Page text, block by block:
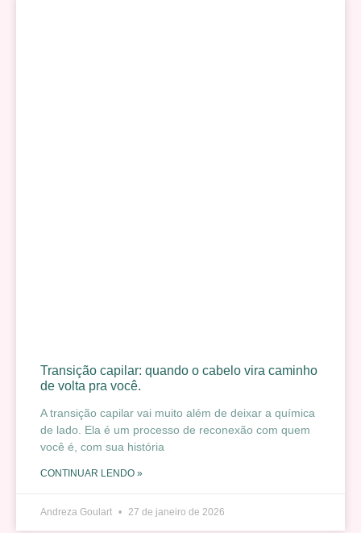
Transição capilar: quando o cabelo vira caminho
de volta pra você.
A transição capilar vai muito além de deixar a química
de lado. Ela é um processo de reconexão com quem
você é, com sua história
CONTINUAR LENDO »
Andreza Goulart 27 de janeiro de 2026